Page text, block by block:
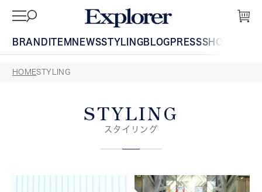
BRANDITEMNEWSSTYLINGBLOGPRESSSHOP
HOMESTYLING
STYLING
スタイリング